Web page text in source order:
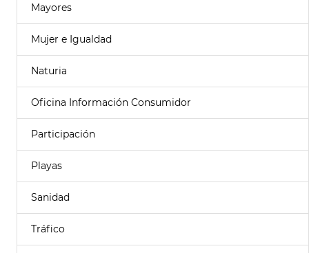
Mayores
Mujer e Igualdad
Naturia
Oficina Información Consumidor
Participación
Playas
Sanidad
Tráfico